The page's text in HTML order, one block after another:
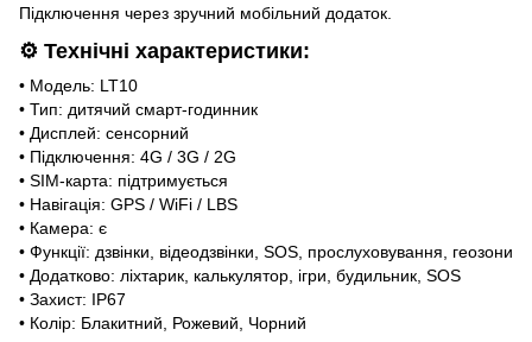
Підключення через зручний мобільний додаток.
⚙️ Технічні характеристики:
• Модель: LT10
• Тип: дитячий смарт-годинник
• Дисплей: сенсорний
• Підключення: 4G / 3G / 2G
• SIM-карта: підтримується
• Навігація: GPS / WiFi / LBS
• Камера: є
• Функції: дзвінки, відеодзвінки, SOS, прослуховування, геозони
• Додатково: ліхтарик, калькулятор, ігри, будильник, SOS
• Захист: IP67
• Колір: Блакитний, Рожевий, Чорний